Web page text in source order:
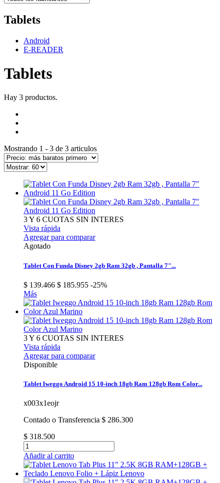
Tablets
Android
E-READER
Tablets
Hay 3 productos.
Mostrando 1 - 3 de 3 articulos
3 Y 6 CUOTAS SIN INTERES
Vista rápida
Agregar para comparar
Agotado
Tablet Con Funda Disney 2gb Ram 32gb , Pantalla 7"...
$ 139.466 $ 185.955 -25%
Más
3 Y 6 CUOTAS SIN INTERES
Vista rápida
Agregar para comparar
Disponible
Tablet Iweggo Android 15 10-inch 18gb Ram 128gb Rom Color...
x003x1eojr
Contado o Transferencia $ 286.300
$ 318.500
Añadir al carrito